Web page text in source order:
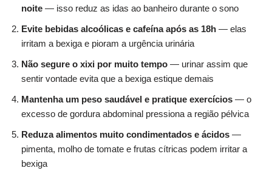
noite — isso reduz as idas ao banheiro durante o sono
Evite bebidas alcoólicas e cafeína após as 18h — elas
irritam a bexiga e pioram a urgência urinária
Não segure o xixi por muito tempo — urinar assim que
sentir vontade evita que a bexiga estique demais
Mantenha um peso saudável e pratique exercícios — o
excesso de gordura abdominal pressiona a região pélvica
Reduza alimentos muito condimentados e ácidos —
pimenta, molho de tomate e frutas cítricas podem irritar a
bexiga